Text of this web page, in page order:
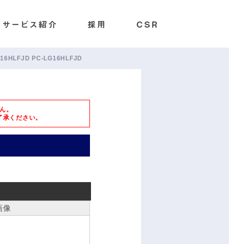
PC-LG16HLFJD
。
ください。
像